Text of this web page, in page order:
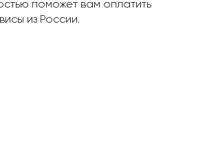
поможет вам оплатить
из России.